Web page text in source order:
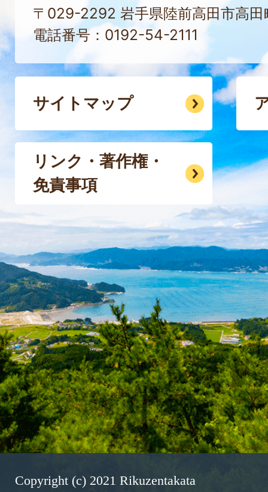
〒029-2292 岩手県陸前高田市高田
電話番号：0192-54-2111
サイトマップ
リンク・著作権・
免責事項
Copyright (c) 2021 Rikuzentakata